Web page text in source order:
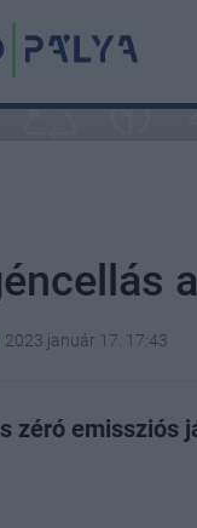
2023 január 17. 17:43
zéró emissziós